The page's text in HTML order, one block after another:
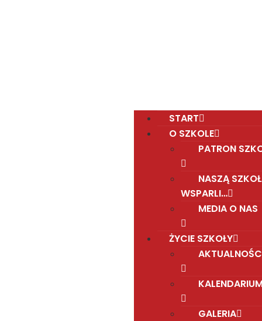
START
O SZKOLE
PATRON
NASZĄ
WSPARLI…
MEDIA O NAS
ŻYCIE SZKOŁY
GALERIA